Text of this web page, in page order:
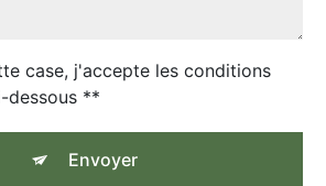
case, j'accepte les conditions
dessous **
Envoyer